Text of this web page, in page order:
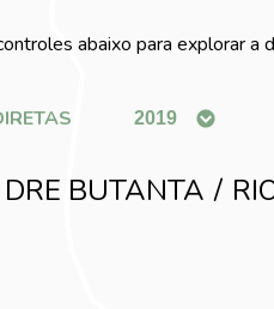
abaixo para explorar
DRE BUTANTA